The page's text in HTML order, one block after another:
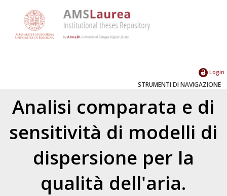
Login
STRUMENTI DI NAVIGAZIONE
Analisi comparata e di
sensitività di modelli di
dispersione per la
qualità dell'aria.